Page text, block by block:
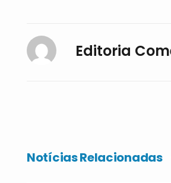
Editoria
Notícias Relacionadas